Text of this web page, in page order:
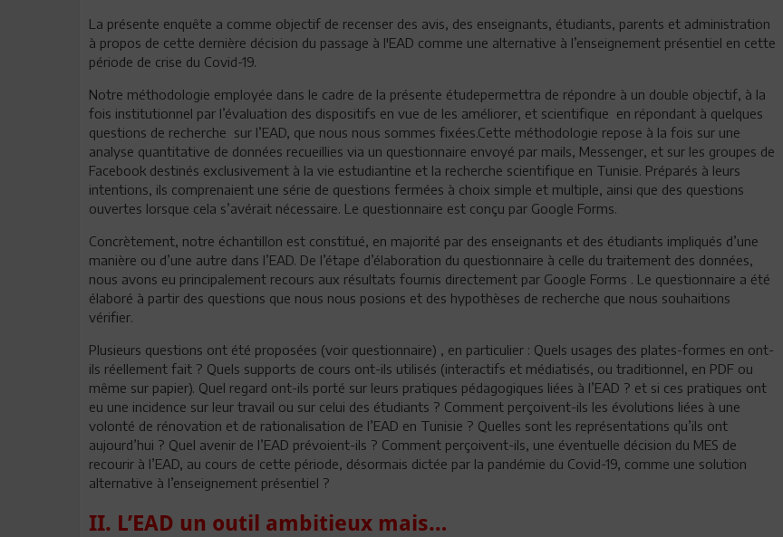
La présente enquête a comme objectif de recenser des avis, des enseignants, étudiants, parents et administration
à propos de cette dernière décision du passage à l'EAD comme une alternative à l’enseignement présentiel en cette
période de crise du Covid-19.
Notre méthodologie employée dans le cadre de la présente étudepermettra de répondre à un double objectif, à la
fois institutionnel par l’évaluation des dispositifs en vue de les améliorer, et scientifique en répondant à quelques
questions de recherche sur l’EAD, que nous nous sommes fixées.Cette méthodologie repose à la fois sur une
analyse quantitative de données recueillies via un questionnaire envoyé par mails, Messenger, et sur les groupes de
Facebook destinés exclusivement à la vie estudiantine et la recherche scientifique en Tunisie. Préparés à leurs
intentions, ils comprenaient une série de questions fermées à choix simple et multiple, ainsi que des questions
ouvertes lorsque cela s’avérait nécessaire. Le questionnaire est conçu par Google Forms.
Concrètement, notre échantillon est constitué, en majorité par des enseignants et des étudiants impliqués d’une
manière ou d’une autre dans l’EAD. De l’étape d’élaboration du questionnaire à celle du traitement des données,
nous avons eu principalement recours aux résultats fournis directement par Google Forms . Le questionnaire a été
élaboré à partir des questions que nous nous posions et des hypothèses de recherche que nous souhaitions
vérifier.
Plusieurs questions ont été proposées (voir questionnaire) , en particulier : Quels usages des plates-formes en ont-
ils réellement fait ? Quels supports de cours ont-ils utilisés (interactifs et médiatisés, ou traditionnel, en PDF ou
même sur papier). Quel regard ont-ils porté sur leurs pratiques pédagogiques liées à l’EAD ? et si ces pratiques ont
eu une incidence sur leur travail ou sur celui des étudiants ? Comment perçoivent-ils les évolutions liées à une
volonté de rénovation et de rationalisation de l’EAD en Tunisie ? Quelles sont les représentations qu’ils ont
aujourd’hui ? Quel avenir de l’EAD prévoient-ils ? Comment perçoivent-ils, une éventuelle décision du MES de
recourir à l’EAD, au cours de cette période, désormais dictée par la pandémie du Covid-19, comme une solution
alternative à l’enseignement présentiel ?
II. L’EAD un outil ambitieux mais…